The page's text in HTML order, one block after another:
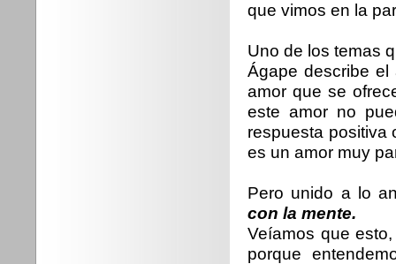
que vimos en la
Uno de los temas
Ágape describe
amor que se
este amor no
respuesta positiva
es un amor muy
Pero unido a lo
con la mente.
Veíamos que
porque